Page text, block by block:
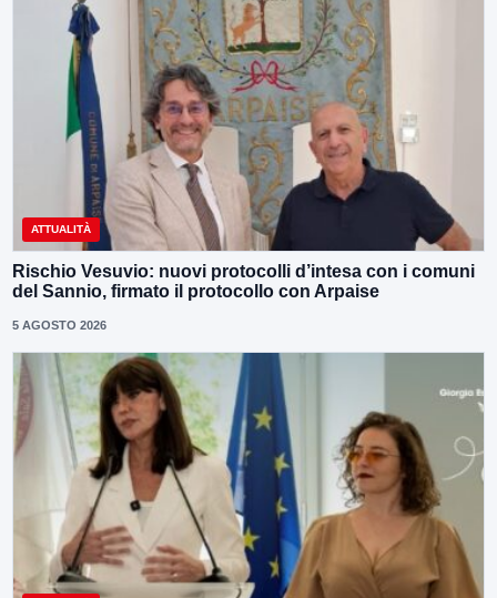
ATTUALITÀ
Rischio Vesuvio: nuovi protocolli d’intesa con i comuni
del Sannio, firmato il protocollo con Arpaise
5 AGOSTO 2026